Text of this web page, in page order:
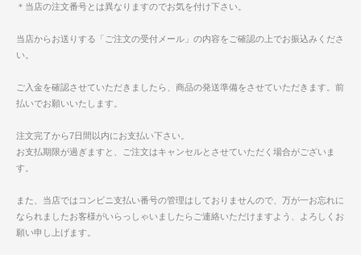
＊当店の注文番号とは異なりますのでお気を付け下さい。
当店からお送りする「ご注文の受付メール」の内容をご確認の上でお振込みくださ
い。
ご入金を確認させていただきましたら、商品の発送準備をさせていただきます。前
払いでお願いいたします。
注文完了から7日間以内にお支払い下さい。
お支払期限が過ぎますと、ご注文はキャンセルとさせていただく場合がございま
す。
また、当店ではコンビニ支払い番号の管理はしておりませんので、万が一お忘れに
なられましたお客様がいらっしゃいましたらご連絡いただけますよう、よろしくお
願い申し上げます。